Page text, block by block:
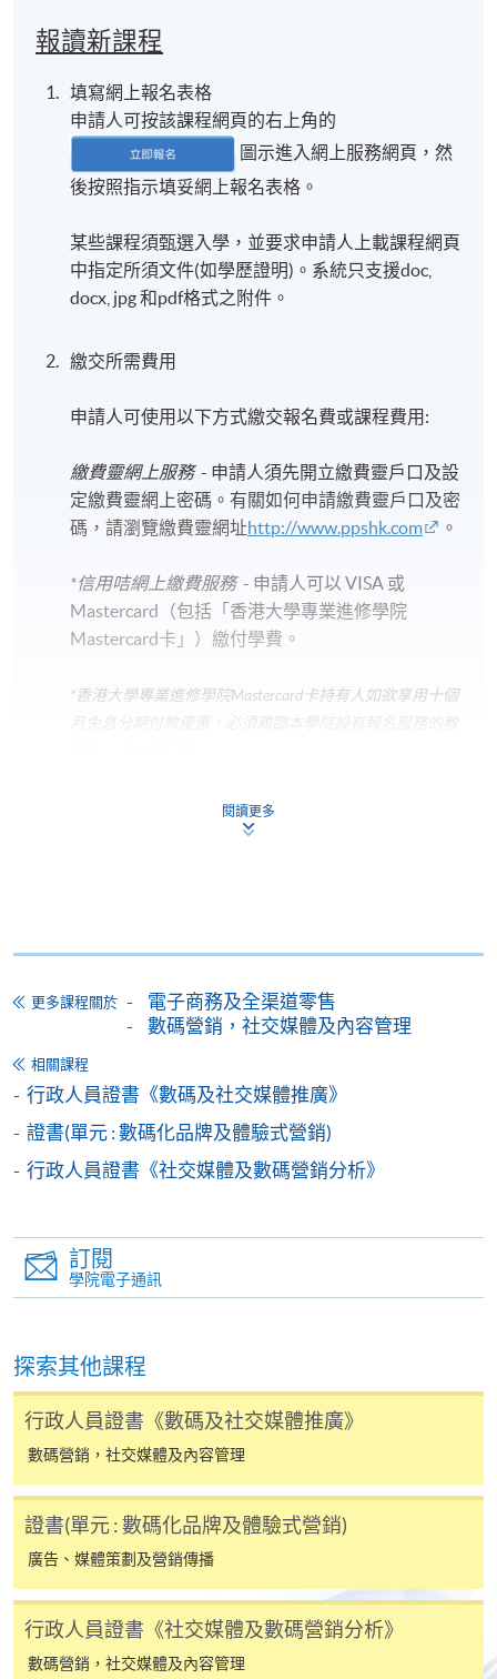
報讀新課程
填寫網上報名表格
申請人可按該課程網頁的右上角的
圖示進入網上服務網頁，然
後按照指示填妥網上報名表格。
某些課程須甄選入學，並要求申請人上載課程網頁
中指定所須文件(如學歷證明)。系統只支援doc,
docx, jpg 和pdf格式之附件。
繳交所需費用
申請人可使用以下方式繳交報名費或課程費用:
繳費靈網上服務- 申請人須先開立繳費靈戶口及設
定繳費靈網上密碼。有關如何申請繳費靈戶口及密
碼，請瀏覽繳費靈網址http://www.ppshk.com 。
*信用咭網上繳費服務- 申請人可以 VISA 或
Mastercard（包括「香港大學專業進修學院
Mastercard卡」）繳付學費。
*香港大學專業進修學院Mastercard卡持有人如欲享用十個
月免息分期付款優惠，必須親臨本學院設有報名服務的教
如欲了解如何於網上報讀新課程及繳費，請瀏覽網上
報讀同一學歷頒授課程內其他單元
個別課程為須報讀同一學歷頒授課程及其他單元或繳
交下期學費的學員，提供網上服務，如學員就讀的課
程設有此服務，課程負責人會通知學員有關程序。
網上支付可通過「繳費靈」(PPS) (不適用於手機)、
繳付學費。
親身報名/郵遞
報讀新課程
凡以「先到先得」為取錄方式的課程，請填妥
SF26報名表，親往報名中心或以郵遞方式連同學
[下載報名表SF26]
申請學歷頒授及專業課程可能需要其他資料，報名
閱讀更多
更多課程關於
電子商務及全渠道零售
數碼營銷，社交媒體及內容管理
相關課程
行政人員證書《數碼及社交媒體推廣》
證書(單元 : 數碼化品牌及體驗式營銷)
行政人員證書《社交媒體及數碼營銷分析》
訂閱
學院電子通訊
探索其他課程
行政人員證書《數碼及社交媒體推廣》
數碼營銷，社交媒體及內容管理
證書(單元 : 數碼化品牌及體驗式營銷)
廣告、媒體策劃及營銷傳播
行政人員證書《社交媒體及數碼營銷分析》
數碼營銷，社交媒體及內容管理